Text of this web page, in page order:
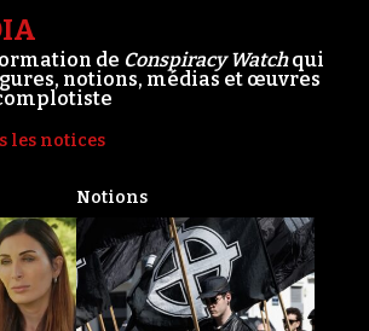
de Conspiracy Watchqui
notions, médias et œuvres
les notices
Notions